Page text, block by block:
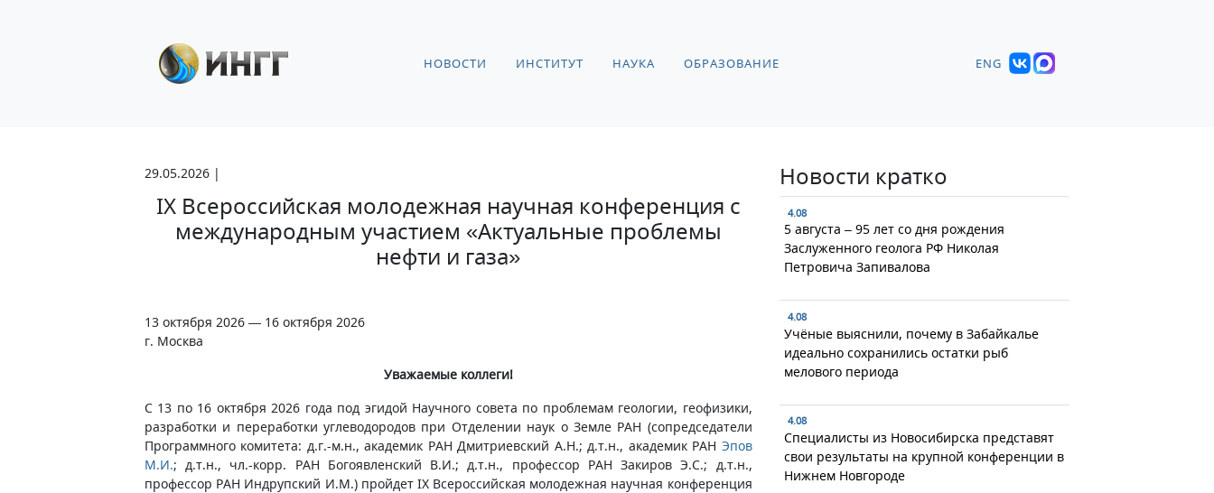
НОВОСТИ ИНСТИТУТ НАУКА ОБРАЗОВАНИЕ ENG
29.05.2026 |
IX Всероссийская молодежная научная конференция с
международным участием «Актуальные проблемы
нефти и газа»
13 октября 2026 — 16 октября 2026
г. Москва
Уважаемые коллеги!
С 13 по 16 октября 2026 года под эгидой Научного совета по проблемам геологии, геофизики,
разработки и переработки углеводородов при Отделении наук о Земле РАН (сопредседатели
Программного комитета: д.г.-м.н., академик РАН Дмитриевский А.Н.; д.т.н., академик РАН Эпов
М.И.; д.т.н., чл.-корр. РАН Богоявленский В.И.; д.т.н., профессор РАН Закиров Э.С.; д.т.н.,
профессор РАН Индрупский И.М.) пройдет IX Всероссийская молодежная научная конференция
Новости кратко
4.08
5 августа – 95 лет со дня рождения
Заслуженного геолога РФ Николая
Петровича Запивалова
4.08
Учёные выяснили, почему в Забайкалье
идеально сохранились остатки рыб
мелового периода
4.08
Специалисты из Новосибирска представят
свои результаты на крупной конференции в
Нижнем Новгороде